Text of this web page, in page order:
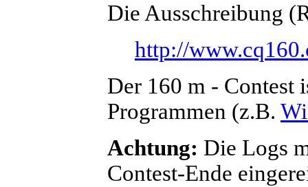
Die Ausschreibung
http://
Der 160 m - Contest
Programmen (z.B.
Achtung: Die Logs
Contest-Ende